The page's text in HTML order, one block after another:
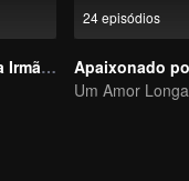
A Vingança da Irmã Gêmea
24 episódios